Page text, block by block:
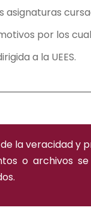
asignaturas
por los
a la UEES.
la veracidad y
o archivos